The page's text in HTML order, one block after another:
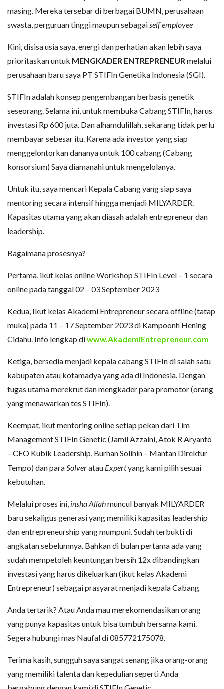
masing. Mereka tersebar di berbagai BUMN, perusahaan
swasta, perguruan tinggi maupun sebagaiself employee
Kini, disisa usia saya, energi dan perhatian akan lebih saya
prioritaskan untuk MENGKADER ENTREPRENEURmelalui
perusahaan baru saya PT STIFIn Genetika Indonesia (SGI).
STIFIn adalah konsep pengembangan berbasis genetik
seseorang. Selama ini, untuk membuka Cabang STIFIn, harus
investasi Rp 600 juta. Dan alhamdulillah, sekarang tidak perlu
membayar sebesar itu. Karena ada investor yang siap
menggelontorkan dananya untuk 100 cabang (Cabang
konsorsium) Saya diamanahi untuk mengelolanya.
Untuk itu, saya mencari Kepala Cabang yang siap saya
mentoring secara intensif hingga menjadi MILYARDER.
Kapasitas utama yang akan diasah adalah entrepreneur dan
leadership.
Bagaimana prosesnya?
Pertama, ikut kelas online Workshop STIFIn Level – 1 secara
online pada tanggal 02 – 03 September 2023
Kedua, Ikut kelas Akademi Entrepreneur secara offline (tatap
muka) pada 11 – 17 September 2023 di Kampoonh Hening
Cidahu. Info lengkap diwww.AkademiEntrepreneur.com
Ketiga, bersedia menjadi kepala cabang STIFIn di salah satu
kabupaten atau kotamadya yang ada di Indonesia. Dengan
tugas utama merekrut dan mengkader para promotor (orang
yang menawarkan tes STIFIn).
Keempat, ikut mentoring online setiap pekan dari Tim
Management STIFIn Genetic (Jamil Azzaini, Atok R Aryanto
– CEO Kubik Leadership, Burhan Solihin – Mantan Direktur
Tempo) dan paraSolveratau Expertyang kami pilih sesuai
kebutuhan.
Melalui proses ini, insha Allahmuncul banyak MILYARDER
baru sekaligus generasi yang memiliki kapasitas leadership
dan entrepreneurship yang mumpuni. Sudah terbukti di
angkatan sebelumnya. Bahkan di bulan pertama ada yang
sudah mempetoleh keuntungan bersih 12x dibandingkan
investasi yang harus dikeluarkan (ikut kelas Akademi
Entrepreneur) sebagai prasyarat menjadi kepala Cabang
Anda tertarik? Atau Anda mau merekomendasikan orang
yang punya kapasitas untuk bisa tumbuh bersama kami.
Segera hubungi mas Naufal di 085772175078.
Terima kasih, sungguh saya sangat senang jika orang-orang
yang memiliki talenta dan kepedulian seperti Anda